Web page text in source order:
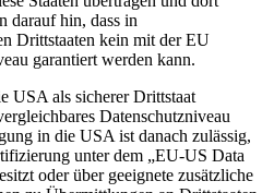
darauf hin, dass in
Drittstaaten kein mit der EU
garantiert werden kann.
USA als sicherer Drittstaat
Datenschutzniveau
in die USA ist danach zulässig,
unter dem „EU-US Data
oder über geeignete zusätzliche